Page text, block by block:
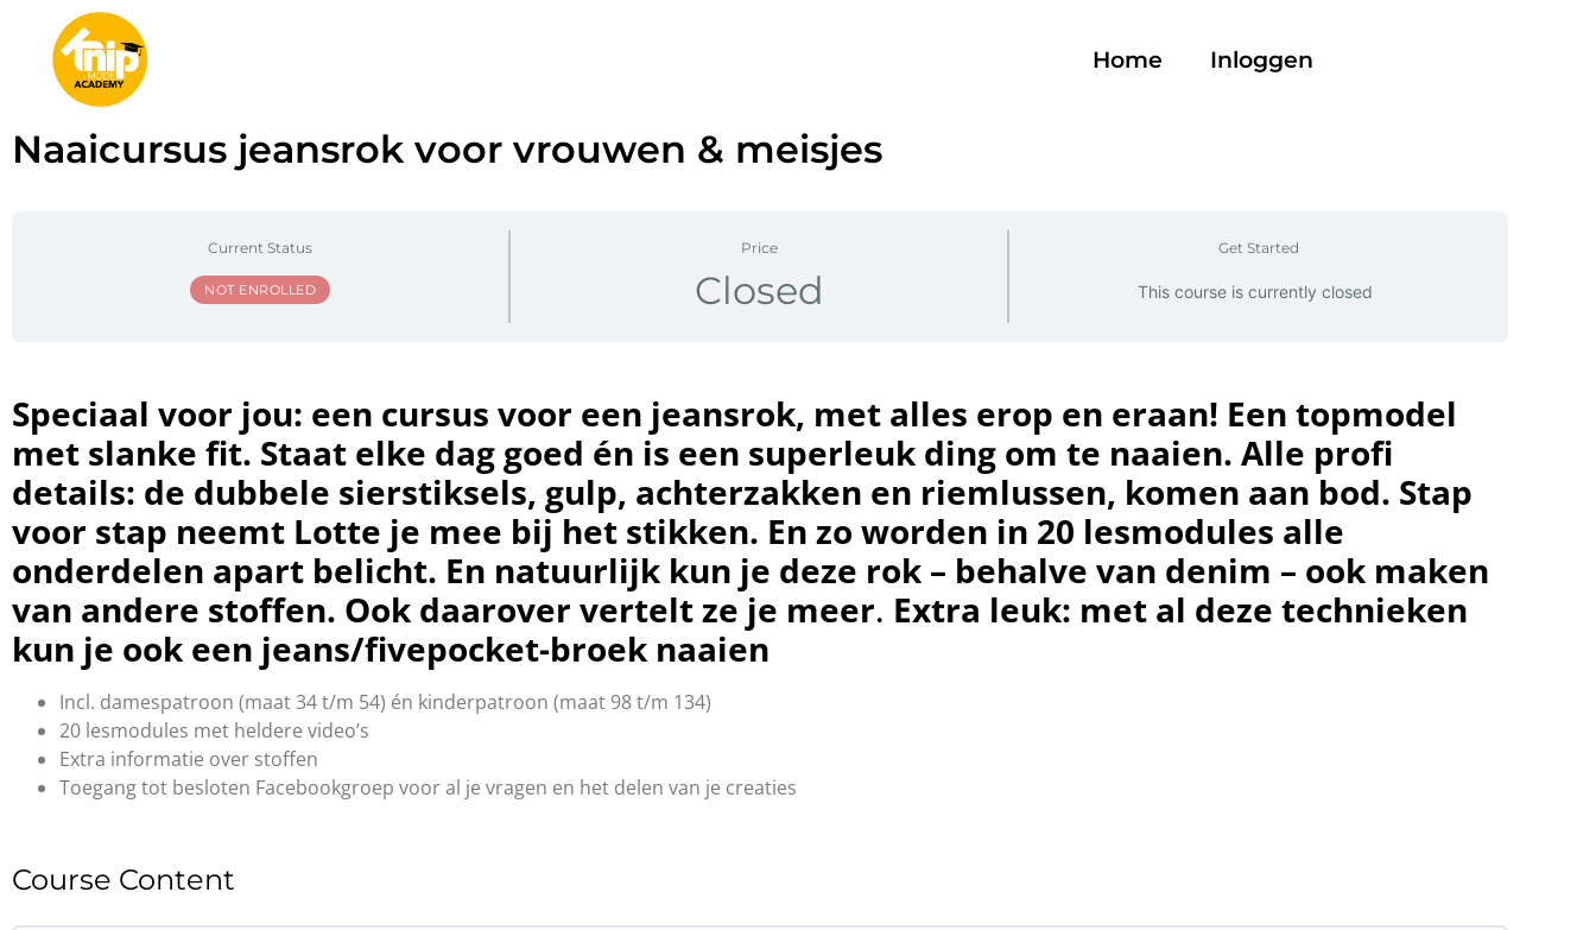
Home Inloggen
Naaicursus jeansrok voor vrouwen & meisjes
Current Status
NOT ENROLLED
Price
Closed
Get Started
This course is currently closed
Speciaal voor jou: een cursus voor een jeansrok, met alles erop en eraan! Een topmodel
met slanke fit. Staat elke dag goed én is een superleuk ding om te naaien. Alle profi
details: de dubbele sierstiksels, gulp, achterzakken en riemlussen, komen aan bod. Stap
voor stap neemt Lotte je mee bij het stikken. En zo worden in 20 lesmodules alle
onderdelen apart belicht. En natuurlijk kun je deze rok – behalve van denim – ook maken
van andere stoffen. Ook daarover vertelt ze je meer. Extra leuk: met al deze technieken
kun je ook een jeans/fivepocket-broek naaien
Incl. damespatroon (maat 34 t/m 54) én kinderpatroon (maat 98 t/m 134)
20 lesmodules met heldere video’s
Extra informatie over stoffen
Toegang tot besloten Facebookgroep voor al je vragen en het delen van je creaties
Course Content